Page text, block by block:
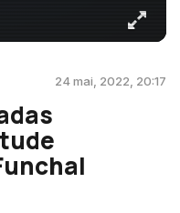
24 mai, 2022, 20:17